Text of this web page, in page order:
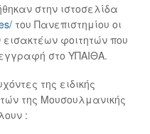
στην ιστοσελίδα
του Πανεπιστημίου οι
φοιτητών που
στο ΥΠΑΙΘΑ.
της ειδικής
της Μουσουλμανικής
: